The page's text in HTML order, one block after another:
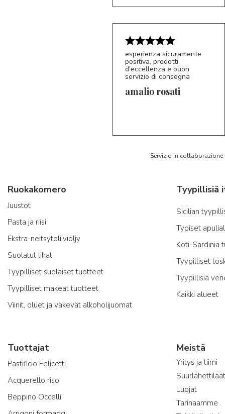
esperienza sicuramente
positiva, prodotti
d'eccellenza e buon
servizio di consegna
amalio rosati
Servizio in
Ruokakomero
Juustot
Pasta ja riisi
Ekstra-neitsytoliiviöljy
Suolatut lihat
Tyypilliset suolaiset tuotteet
Tyypilliset makeat tuotteet
Viinit, oluet ja väkevät alkoholijuomat
Sicilian
Typiset
Koti-Sardinia
Tyypilliset
Tyypillisiä
Kaikki alueet
Tuottajat
Pastificio Felicetti
Acquerello riso
Beppino Occelli
Meistä
Yritys ja tiimi
Suurlähettiläät
Luojat
Tarinaamme